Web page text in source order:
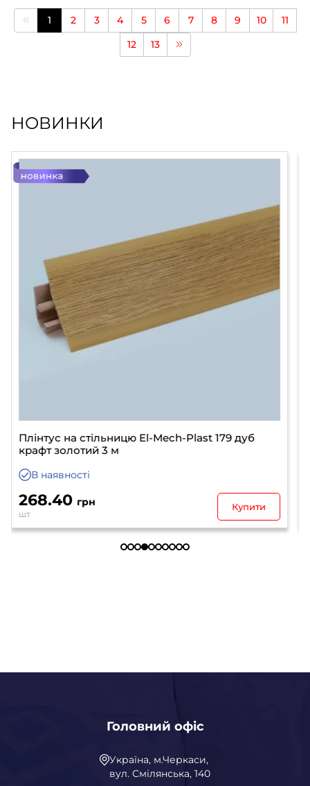
1 2 3 4 5 6 7 8 9 10
11
12
13
НОВИНКИ
Плінтус на стільницю El-Mech-Plast 148 петра
сіра 3 м
В наявності
196.10 грн
шт
Купити
Головний офіс
Україна, м.Черкаси,
вул. Смілянська, 140